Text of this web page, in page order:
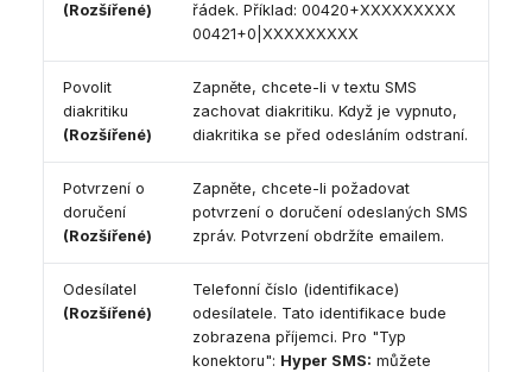
(Rozšířené)
řádek. Příklad: 00420+XXXXXXXXX
00421+0|XXXXXXXXX
Povolit
diakritiku
(Rozšířené)
Zapněte, chcete-li v textu SMS
zachovat diakritiku. Když je vypnuto,
diakritika se před odesláním odstraní.
Potvrzení o
doručení
(Rozšířené)
Zapněte, chcete-li požadovat
potvrzení o doručení odeslaných SMS
zpráv. Potvrzení obdržíte emailem.
Odesílatel
(Rozšířené)
Telefonní číslo (identifikace)
odesílatele. Tato identifikace bude
zobrazena příjemci. Pro "Typ
konektoru": Hyper SMS: můžete